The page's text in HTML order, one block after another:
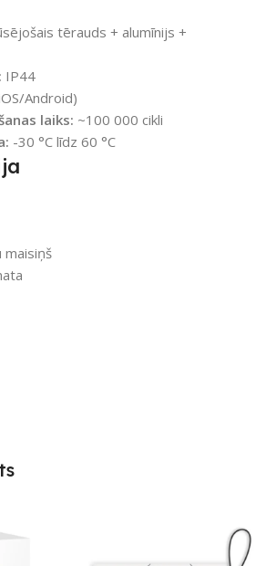
tērauds + alumīnijs +
IP44
Android)
laiks: ~100 000 cikli
-30 °C līdz 60 °C